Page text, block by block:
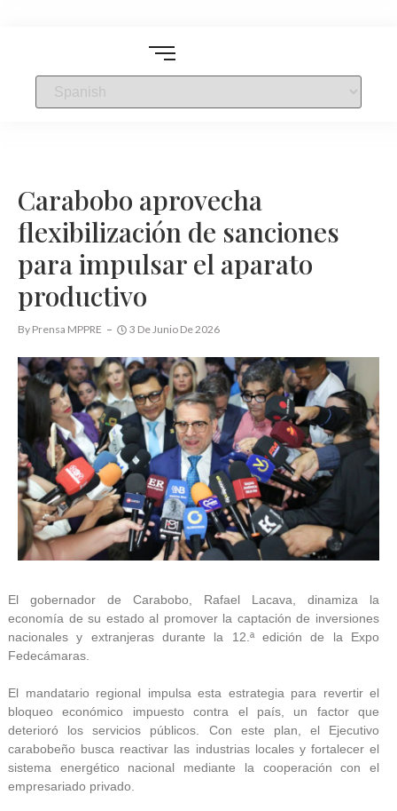
Carabobo aprovecha
flexibilización de sanciones
para impulsar el aparato
productivo
By Prensa MPPRE 3 De Junio De 2026
El gobernador de Carabobo, Rafael Lacava, dinamiza la
economía de su estado al promover la captación de inversiones
nacionales y extranjeras durante la 12.ª edición de la Expo
Fedecámaras.
El mandatario regional impulsa esta estrategia para revertir el
bloqueo económico impuesto contra el país, un factor que
deterioró los servicios públicos. Con este plan, el Ejecutivo
carabobeño busca reactivar las industrias locales y fortalecer el
sistema energético nacional mediante la cooperación con el
empresariado privado.